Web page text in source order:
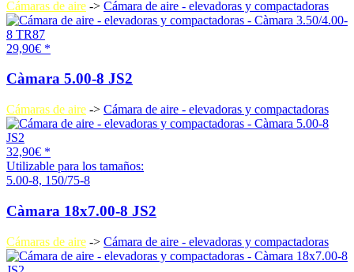
Cámaras de aire -> Cámara de aire - elevadoras y compactadoras
29,90€ *
Càmara 5.00-8 JS2
Cámaras de aire -> Cámara de aire - elevadoras y compactadoras
32,90€ *
Utilizable para los tamaños:
5.00-8, 150/75-8
Càmara 18x7.00-8 JS2
Cámaras de aire -> Cámara de aire - elevadoras y compactadoras